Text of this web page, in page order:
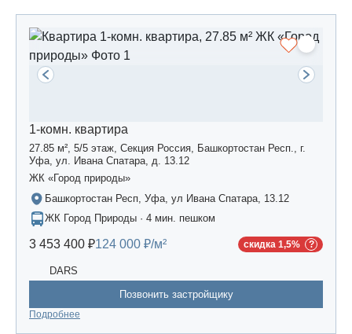
1-комн. квартира
27.85 м², 5/5 этаж, Секция Россия, Башкортостан Респ., г.
Уфа, ул. Ивана Спатара, д. 13.12
ЖК «Город природы»
Башкортостан Респ, Уфа, ул Ивана Спатара, 13.12
ЖК Город Природы · 4 мин. пешком
3 453 400 ₽124 000 ₽/м² скидка 1,5%
DARS
Позвонить застройщику
Подробнее